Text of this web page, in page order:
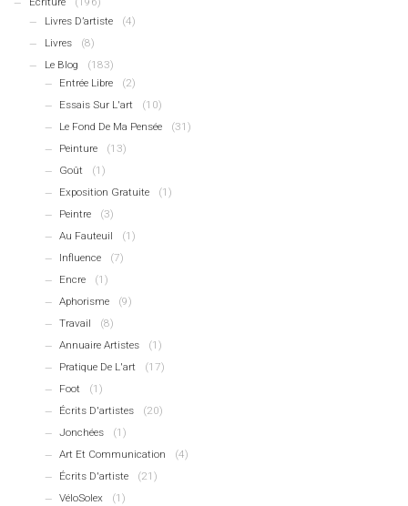
Livres D’artiste
(4)
Livres
(8)
Le Blog
(183)
Entrée Libre
(2)
Essais Sur L'art
(10)
Le Fond De Ma Pensée
(31)
Peinture
(13)
Goût
(1)
Exposition Gratuite
(1)
Peintre
(3)
Au Fauteuil
(1)
Influence
(7)
Encre
(1)
Aphorisme
(9)
Travail
(8)
Annuaire Artistes
(1)
Pratique De L'art
(17)
Foot
(1)
Écrits D'artistes
(20)
Jonchées
(1)
Art Et Communication
(4)
Écrits D'artiste
(21)
VéloSolex
(1)